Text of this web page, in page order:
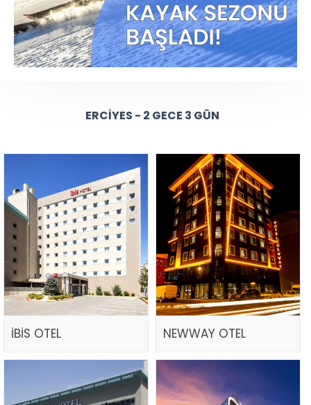
ERCIYES - 2 GECE 3 GÜN
İBİS OTEL NEWWAY OTEL